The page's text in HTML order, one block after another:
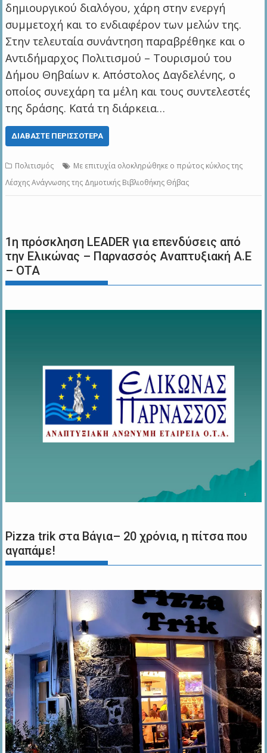
δημιουργικού διαλόγου, χάρη στην ενεργή
συμμετοχή και το ενδιαφέρον των μελών της.
Στην τελευταία συνάντηση παραβρέθηκε και ο
Αντιδήμαρχος Πολιτισμού – Τουρισμού του
Δήμου Θηβαίων κ. Απόστολος Δαγδελένης, ο
οποίος συνεχάρη τα μέλη και τους συντελεστές
της δράσης. Κατά τη διάρκεια…
ΔΙΑΒΆΣΤΕ ΠΕΡΙΣΣΌΤΕΡΑ
Πολιτισμός
Με επιτυχία ολοκληρώθηκε ο πρώτος κύκλος της
Λέσχης Ανάγνωσης της Δημοτικής Βιβλιοθήκης Θήβας
1η πρόσκληση LEADER για επενδύσεις από
την Ελικώνας – Παρνασσός Αναπτυξιακή Α.Ε
– ΟΤΑ
Pizza trik στα Βάγια– 20 χρόνια, η πίτσα που
αγαπάμε!